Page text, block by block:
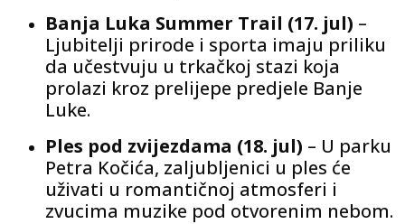
Banja Luka Summer Trail (17. jul) –
Ljubitelji prirode i sporta imaju priliku
da učestvuju u trkačkoj stazi koja
prolazi kroz prelijepe predjele Banje
Luke.
Ples pod zvijezdama (18. jul) – U parku
Petra Kočića, zaljubljenici u ples će
uživati ​​u romantičnoj atmosferi i
zvucima muzike pod otvorenim nebom.